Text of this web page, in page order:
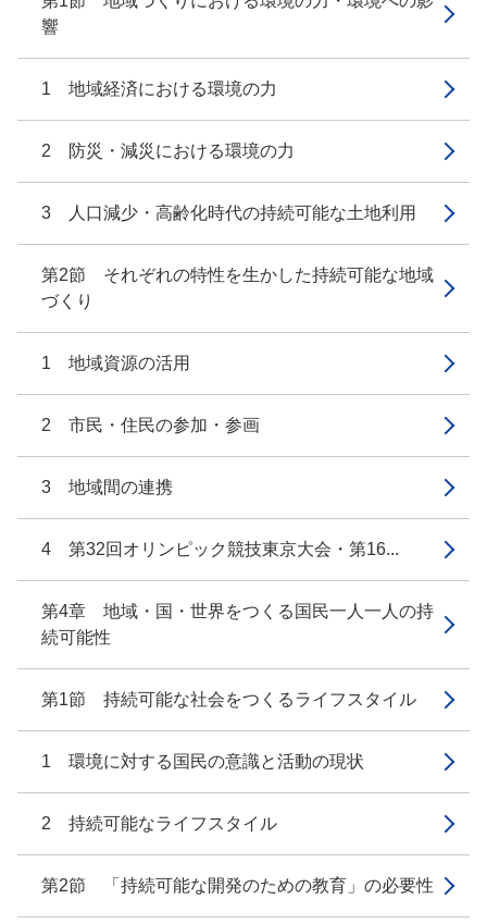
響
1 地域経済における環境の力
2 防災・減災における環境の力
3 人口減少・高齢化時代の持続可能な土地利用
第2節 それぞれの特性を生かした持続可能な地域
づくり
1 地域資源の活用
2 市民・住民の参加・参画
3 地域間の連携
4 第32回オリンピック競技東京大会・第16...
第4章 地域・国・世界をつくる国民一人一人の持
続可能性
第1節 持続可能な社会をつくるライフスタイル
1 環境に対する国民の意識と活動の現状
2 持続可能なライフスタイル
第2節 「持続可能な開発のための教育」の必要性